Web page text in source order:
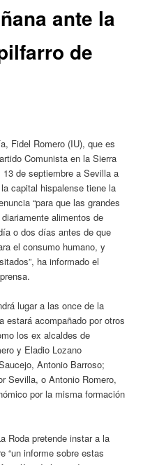
ante la
de
Fidel Romero (IU), que es
Comunista en la Sierra
de septiembre a Sevilla a
capital hispalense tiene la
“para que las grandes
alimentos de
o dos días antes de que
el consumo humano, y
ha informado el
lugar a las once de la
estará acompañado por otros
los ex alcaldes de
y Eladio Lozano
Antonio Barroso;
Sevilla, o Antonio Romero,
por la misma formación
Roda pretende instar a la
“un informe sobre estas